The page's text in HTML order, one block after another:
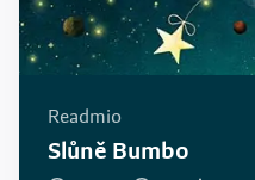
Readmio
Slůně Bumbo